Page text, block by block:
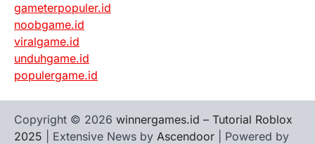
gameterpopuler.id
noobgame.id
viralgame.id
unduhgame.id
populergame.id
Copyright © 2026 winnergames.id – Tutorial Roblox
2025 | Extensive News by Ascendoor | Powered by